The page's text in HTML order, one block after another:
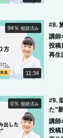
11:34
94％視聴済み
#8.
講師
投稿
再生
0％視聴済み
#9.
た”
講師
投稿